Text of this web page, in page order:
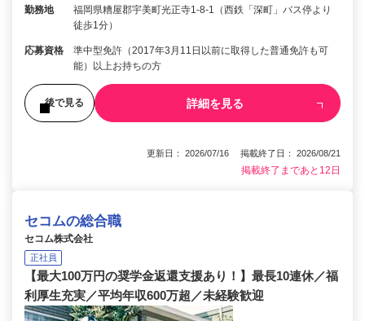
勤務地
福岡県糟屋郡宇美町光正寺1-8-1（西鉄「深町」バス停より
徒歩1分）
応募資格
準中型免許（2017年3月11日以前に取得した普通免許も可
能）以上お持ちの方
後で見る 詳細を見る
更新日： 2026/07/16 掲載終了日： 2026/08/21
掲載終了まであと12日
セコムの総合職
セコム株式会社
正社員
【最大100万円の奨学金返還支援あり！】最長10連休／福
利厚生充実／平均年収600万超／未経験歓迎